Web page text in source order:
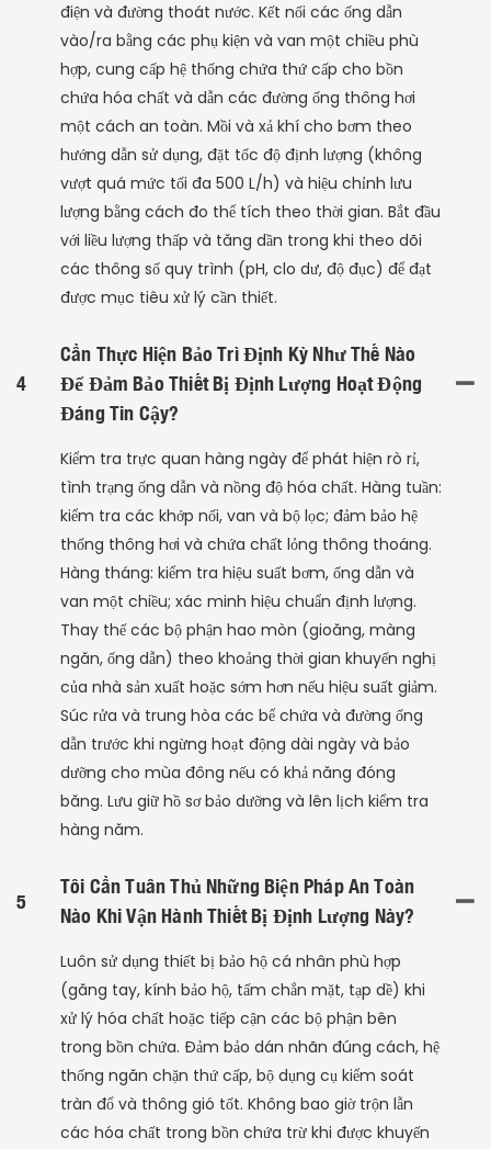
điện và đường thoát nước. Kết nối các ống dẫn
vào/ra bằng các phụ kiện và van một chiều phù
hợp, cung cấp hệ thống chứa thứ cấp cho bồn
chứa hóa chất và dẫn các đường ống thông hơi
một cách an toàn. Mồi và xả khí cho bơm theo
hướng dẫn sử dụng, đặt tốc độ định lượng (không
vượt quá mức tối đa 500 L/h) và hiệu chỉnh lưu
lượng bằng cách đo thể tích theo thời gian. Bắt đầu
với liều lượng thấp và tăng dần trong khi theo dõi
các thông số quy trình (pH, clo dư, độ đục) để đạt
được mục tiêu xử lý cần thiết.
4
Cần Thực Hiện Bảo Trì Định Kỳ Như Thế Nào
Để Đảm Bảo Thiết Bị Định Lượng Hoạt Động
Đáng Tin Cậy?
Kiểm tra trực quan hàng ngày để phát hiện rò rỉ,
tình trạng ống dẫn và nồng độ hóa chất. Hàng tuần:
kiểm tra các khớp nối, van và bộ lọc; đảm bảo hệ
thống thông hơi và chứa chất lỏng thông thoáng.
Hàng tháng: kiểm tra hiệu suất bơm, ống dẫn và
van một chiều; xác minh hiệu chuẩn định lượng.
Thay thế các bộ phận hao mòn (gioăng, màng
ngăn, ống dẫn) theo khoảng thời gian khuyến nghị
của nhà sản xuất hoặc sớm hơn nếu hiệu suất giảm.
Súc rửa và trung hòa các bể chứa và đường ống
dẫn trước khi ngừng hoạt động dài ngày và bảo
dưỡng cho mùa đông nếu có khả năng đóng
băng. Lưu giữ hồ sơ bảo dưỡng và lên lịch kiểm tra
hàng năm.
5
Tôi Cần Tuân Thủ Những Biện Pháp An Toàn
Nào Khi Vận Hành Thiết Bị Định Lượng Này?
Luôn sử dụng thiết bị bảo hộ cá nhân phù hợp
(găng tay, kính bảo hộ, tấm chắn mặt, tạp dề) khi
xử lý hóa chất hoặc tiếp cận các bộ phận bên
trong bồn chứa. Đảm bảo dán nhãn đúng cách, hệ
thống ngăn chặn thứ cấp, bộ dụng cụ kiểm soát
tràn đổ và thông gió tốt. Không bao giờ trộn lẫn
các hóa chất trong bồn chứa trừ khi được khuyến